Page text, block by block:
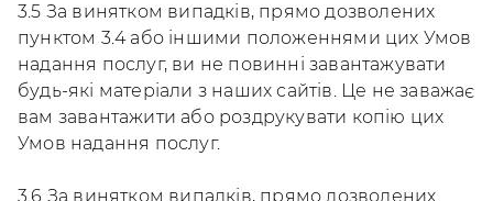
3.5 За винятком випадків, прямо дозволених
пунктом 3.4 або іншими положеннями цих Умов
надання послуг, ви не повинні завантажувати
будь-які матеріали з наших сайтів. Це не заважає
вам завантажити або роздрукувати копію цих
Умов надання послуг.
3.6 За винятком випадків, прямо дозволених